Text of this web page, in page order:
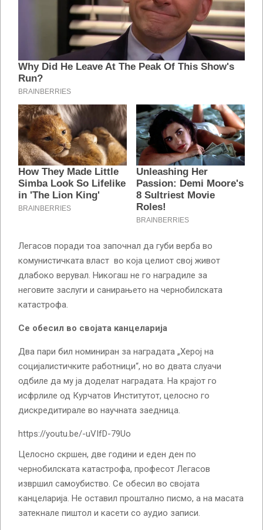
Легасов поради тоа започнал да губи верба во
комунистичката власт во која целиот свој живот
длабоко верувал. Никогаш не го наградиле за
неговите заслуги и санирањето на чернобилската
катастрофа.
Се обесил во својата канцеларија
Два пари бил номиниран за наградата „Херој на
социјалистичките работници“, но во двата слуачи
одбиле да му ја доделат наградата. На крајот го
исфрлиле од Курчатов Институтот, целосно го
дискредитирале во научната заедница.
https://youtu.be/-uVIfD-79Uo
Целосно скршен, две години и еден ден по
чернобилската катастрофа, професот Легасов
извршил самоубиство. Се обесил во својата
канцеларија. Не оставил проштално писмо, а на масата
затекнале пиштол и касети со аудио записи.